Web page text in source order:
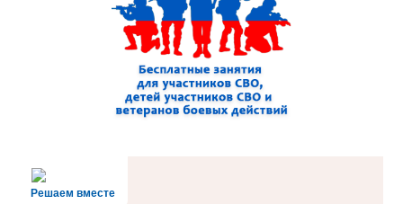
Решаем вместе